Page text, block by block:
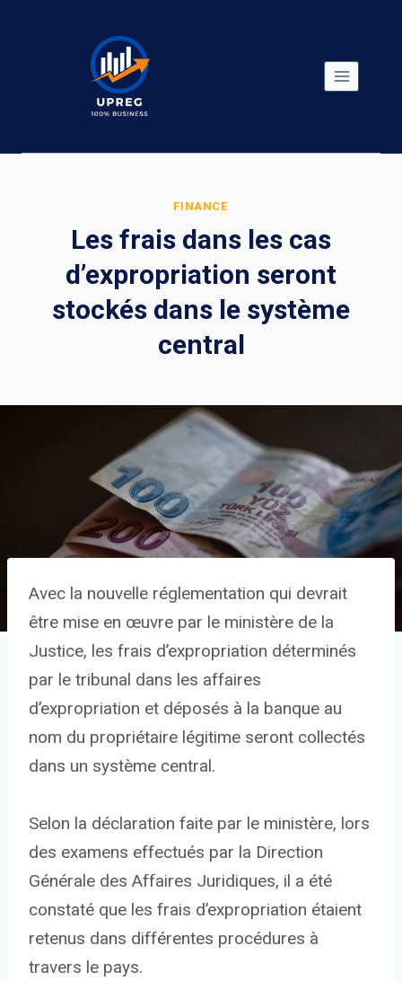
FINANCE
Les frais dans les cas
d’expropriation seront
stockés dans le système
central
Avec la nouvelle réglementation qui devrait
être mise en œuvre par le ministère de la
Justice, les frais d’expropriation déterminés
par le tribunal dans les affaires
d’expropriation et déposés à la banque au
nom du propriétaire légitime seront collectés
dans un système central.
Selon la déclaration faite par le ministère, lors
des examens effectués par la Direction
Générale des Affaires Juridiques, il a été
constaté que les frais d’expropriation étaient
retenus dans différentes procédures à
travers le pays.